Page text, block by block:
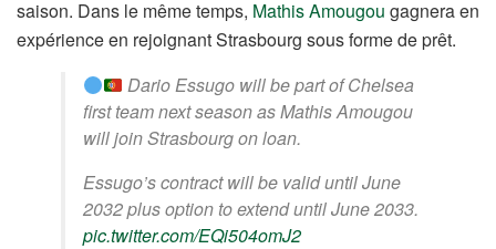
saison. Dans le même temps, Mathis Amougou gagnera en
expérience en rejoignant Strasbourg sous forme de prêt.
Dario Essugo will be part of Chelsea
first team next season as Mathis Amougou
will join Strasbourg on loan.
Essugo’s contract will be valid until June
2032 plus option to extend until June 2033.
pic.twitter.com/EQi504omJ2